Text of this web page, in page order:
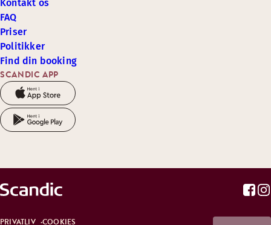
SCANDIC APP
Kontakt os
FAQ
Priser
Politikker
Find din booking
PRIVATLIV COOKIES